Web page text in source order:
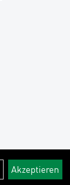
Akzeptieren